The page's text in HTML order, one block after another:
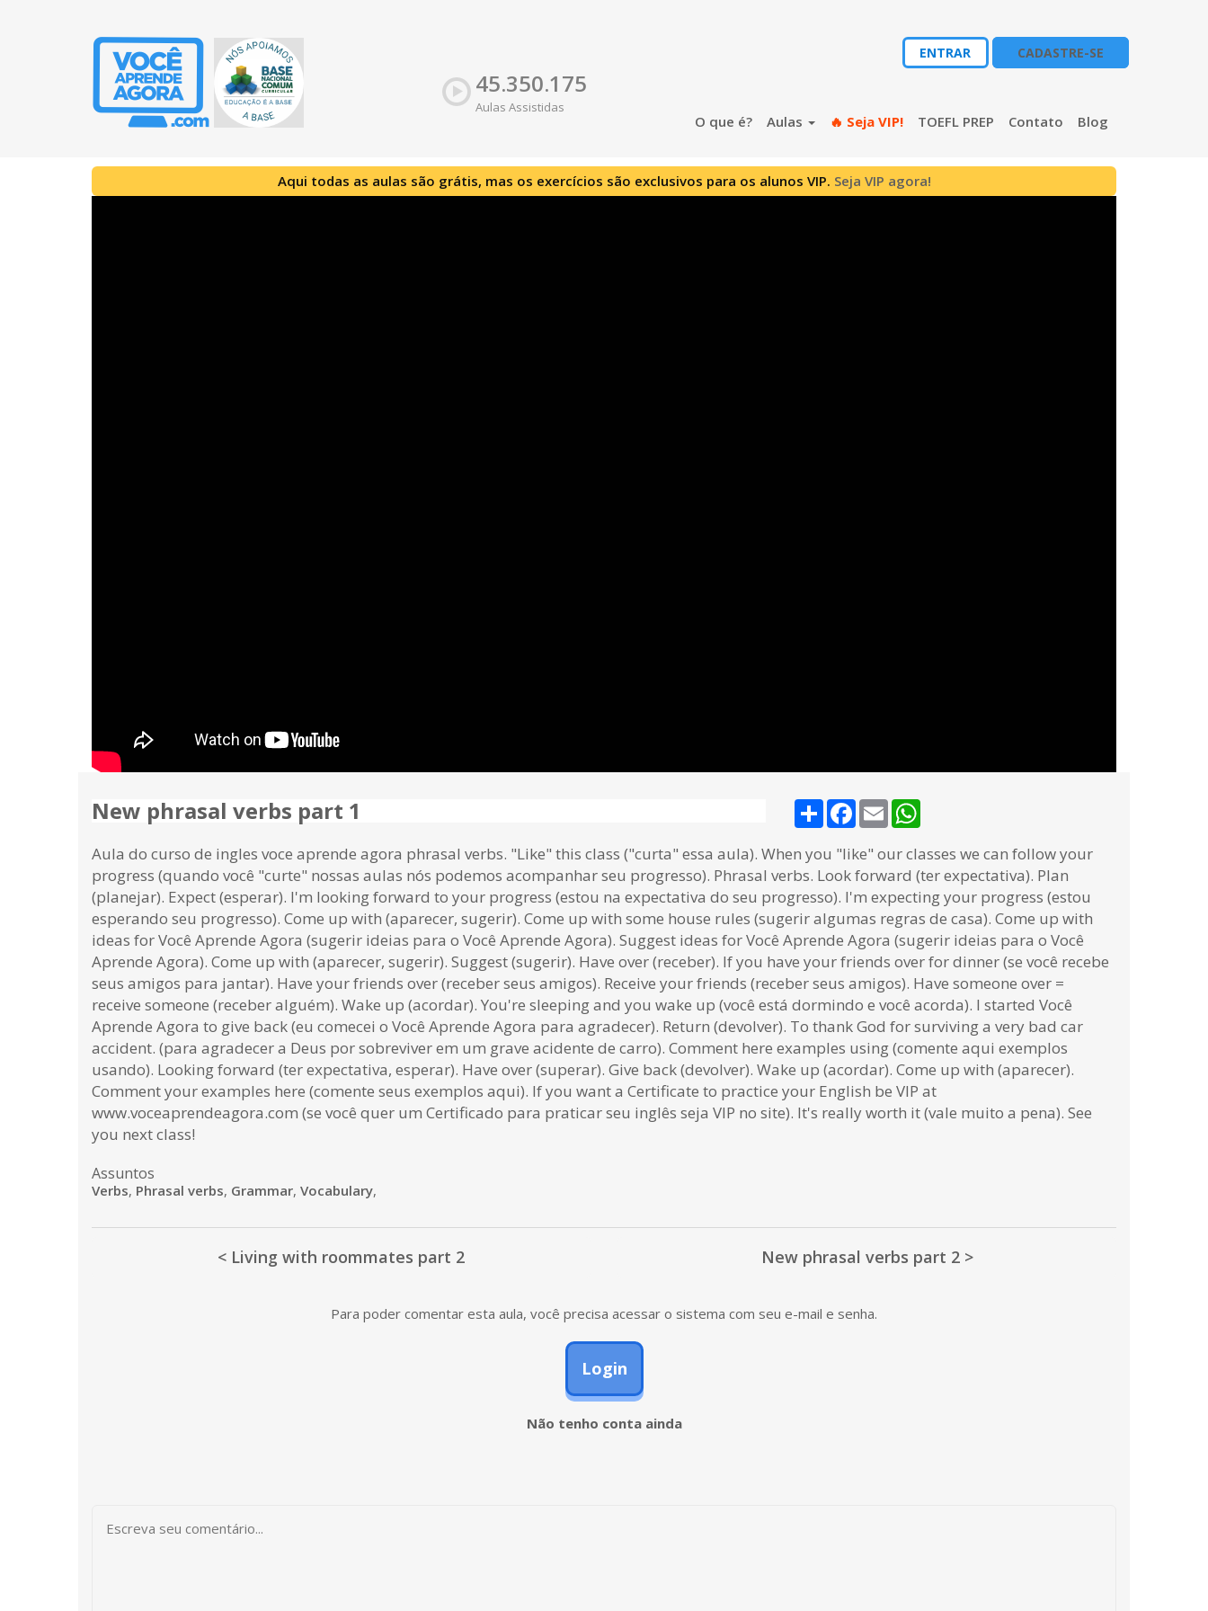
ENTRAR CADASTRE-SE
45.350.175
Aulas Assistidas
O que é? Aulas 🔥 Seja VIP! TOEFL PREP Contato Blog
Aqui todas as aulas são grátis, mas os exercícios são exclusivos para os alunos VIP. Seja VIP agora!
New phrasal verbs part 1 Share Facebook
Email
Aula do curso de ingles voce aprende agora phrasal verbs. "Like" this class ("curta" essa aula). When you "like" our classes we can follow your
progress (quando você "curte" nossas aulas nós podemos acompanhar seu progresso). Phrasal verbs. Look forward (ter expectativa). Plan
(planejar). Expect (esperar). I'm looking forward to your progress (estou na expectativa do seu progresso). I'm expecting your progress (estou
esperando seu progresso). Come up with (aparecer, sugerir). Come up with some house rules (sugerir algumas regras de casa). Come up with
ideas for Você Aprende Agora (sugerir ideias para o Você Aprende Agora). Suggest ideas for Você Aprende Agora (sugerir ideias para o Você
Aprende Agora). Come up with (aparecer, sugerir). Suggest (sugerir). Have over (receber). If you have your friends over for dinner (se você recebe
seus amigos para jantar). Have your friends over (receber seus amigos). Receive your friends (receber seus amigos). Have someone over =
receive someone (receber alguém). Wake up (acordar). You're sleeping and you wake up (você está dormindo e você acorda). I started Você
Aprende Agora to give back (eu comecei o Você Aprende Agora para agradecer). Return (devolver). To thank God for surviving a very bad car
accident. (para agradecer a Deus por sobreviver em um grave acidente de carro). Comment here examples using (comente aqui exemplos
usando). Looking forward (ter expectativa, esperar). Have over (superar). Give back (devolver). Wake up (acordar). Come up with (aparecer).
Comment your examples here (comente seus exemplos aqui). If you want a Certificate to practice your English be VIP at
www.voceaprendeagora.com (se você quer um Certificado para praticar seu inglês seja VIP no site). It's really worth it (vale muito a pena). See
you next class!
Assuntos
Verbs, Phrasal verbs, Grammar, Vocabulary,
< Living with roommates part 2 New phrasal verbs part 2 >
Para poder comentar esta aula, você precisa acessar o sistema com seu e-mail e senha.
Login
Não tenho conta ainda